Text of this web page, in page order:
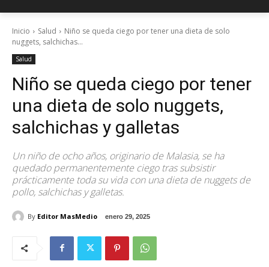
Inicio Salud
Niño se queda ciego por tener una dieta de solo
nuggets, salchichas...
Salud
Niño se queda ciego por tener
una dieta de solo nuggets,
salchichas y galletas
Un niño de ocho años, originario de Malasia, se ha
quedado permanentemente ciego tras subsistir
prácticamente toda su vida con una dieta de nuggets de
pollo, salchichas y galletas.
By Editor MasMedio enero 29, 2025